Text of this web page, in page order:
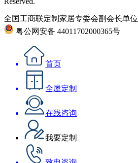
全国工商联定制家居专委会副会长单位
粤公网安备 44011702000365号
首页
全屋定制
在线咨询
我要定制